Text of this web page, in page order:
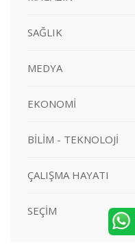
SAĞLIK
MEDYA
EKONOMİ
BİLİM - TEKNOLOJİ
ÇALIŞMA HAYATI
SEÇİM